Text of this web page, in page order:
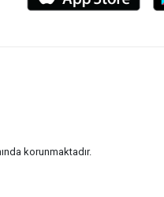
korunmaktadır.